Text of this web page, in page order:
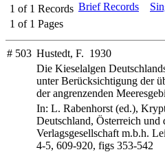
1 of 1 Records
1 of 1 Pages
Brief Records
# 503 Hustedt, F. 1930
Die Kieselalgen
unter Berücksichtigung der
der angrenzenden
In: L. Rabenhorst (ed.),
Deutschland, Österreich
Verlagsgesellschaft m.b.h.
4-5, 609-920, figs 353-542